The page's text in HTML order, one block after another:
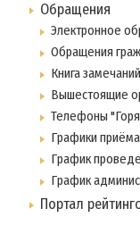
Обращения
Электронное
Обращения
Книга
Вышестоящие
Телефоны
Графики
График
График
Портал